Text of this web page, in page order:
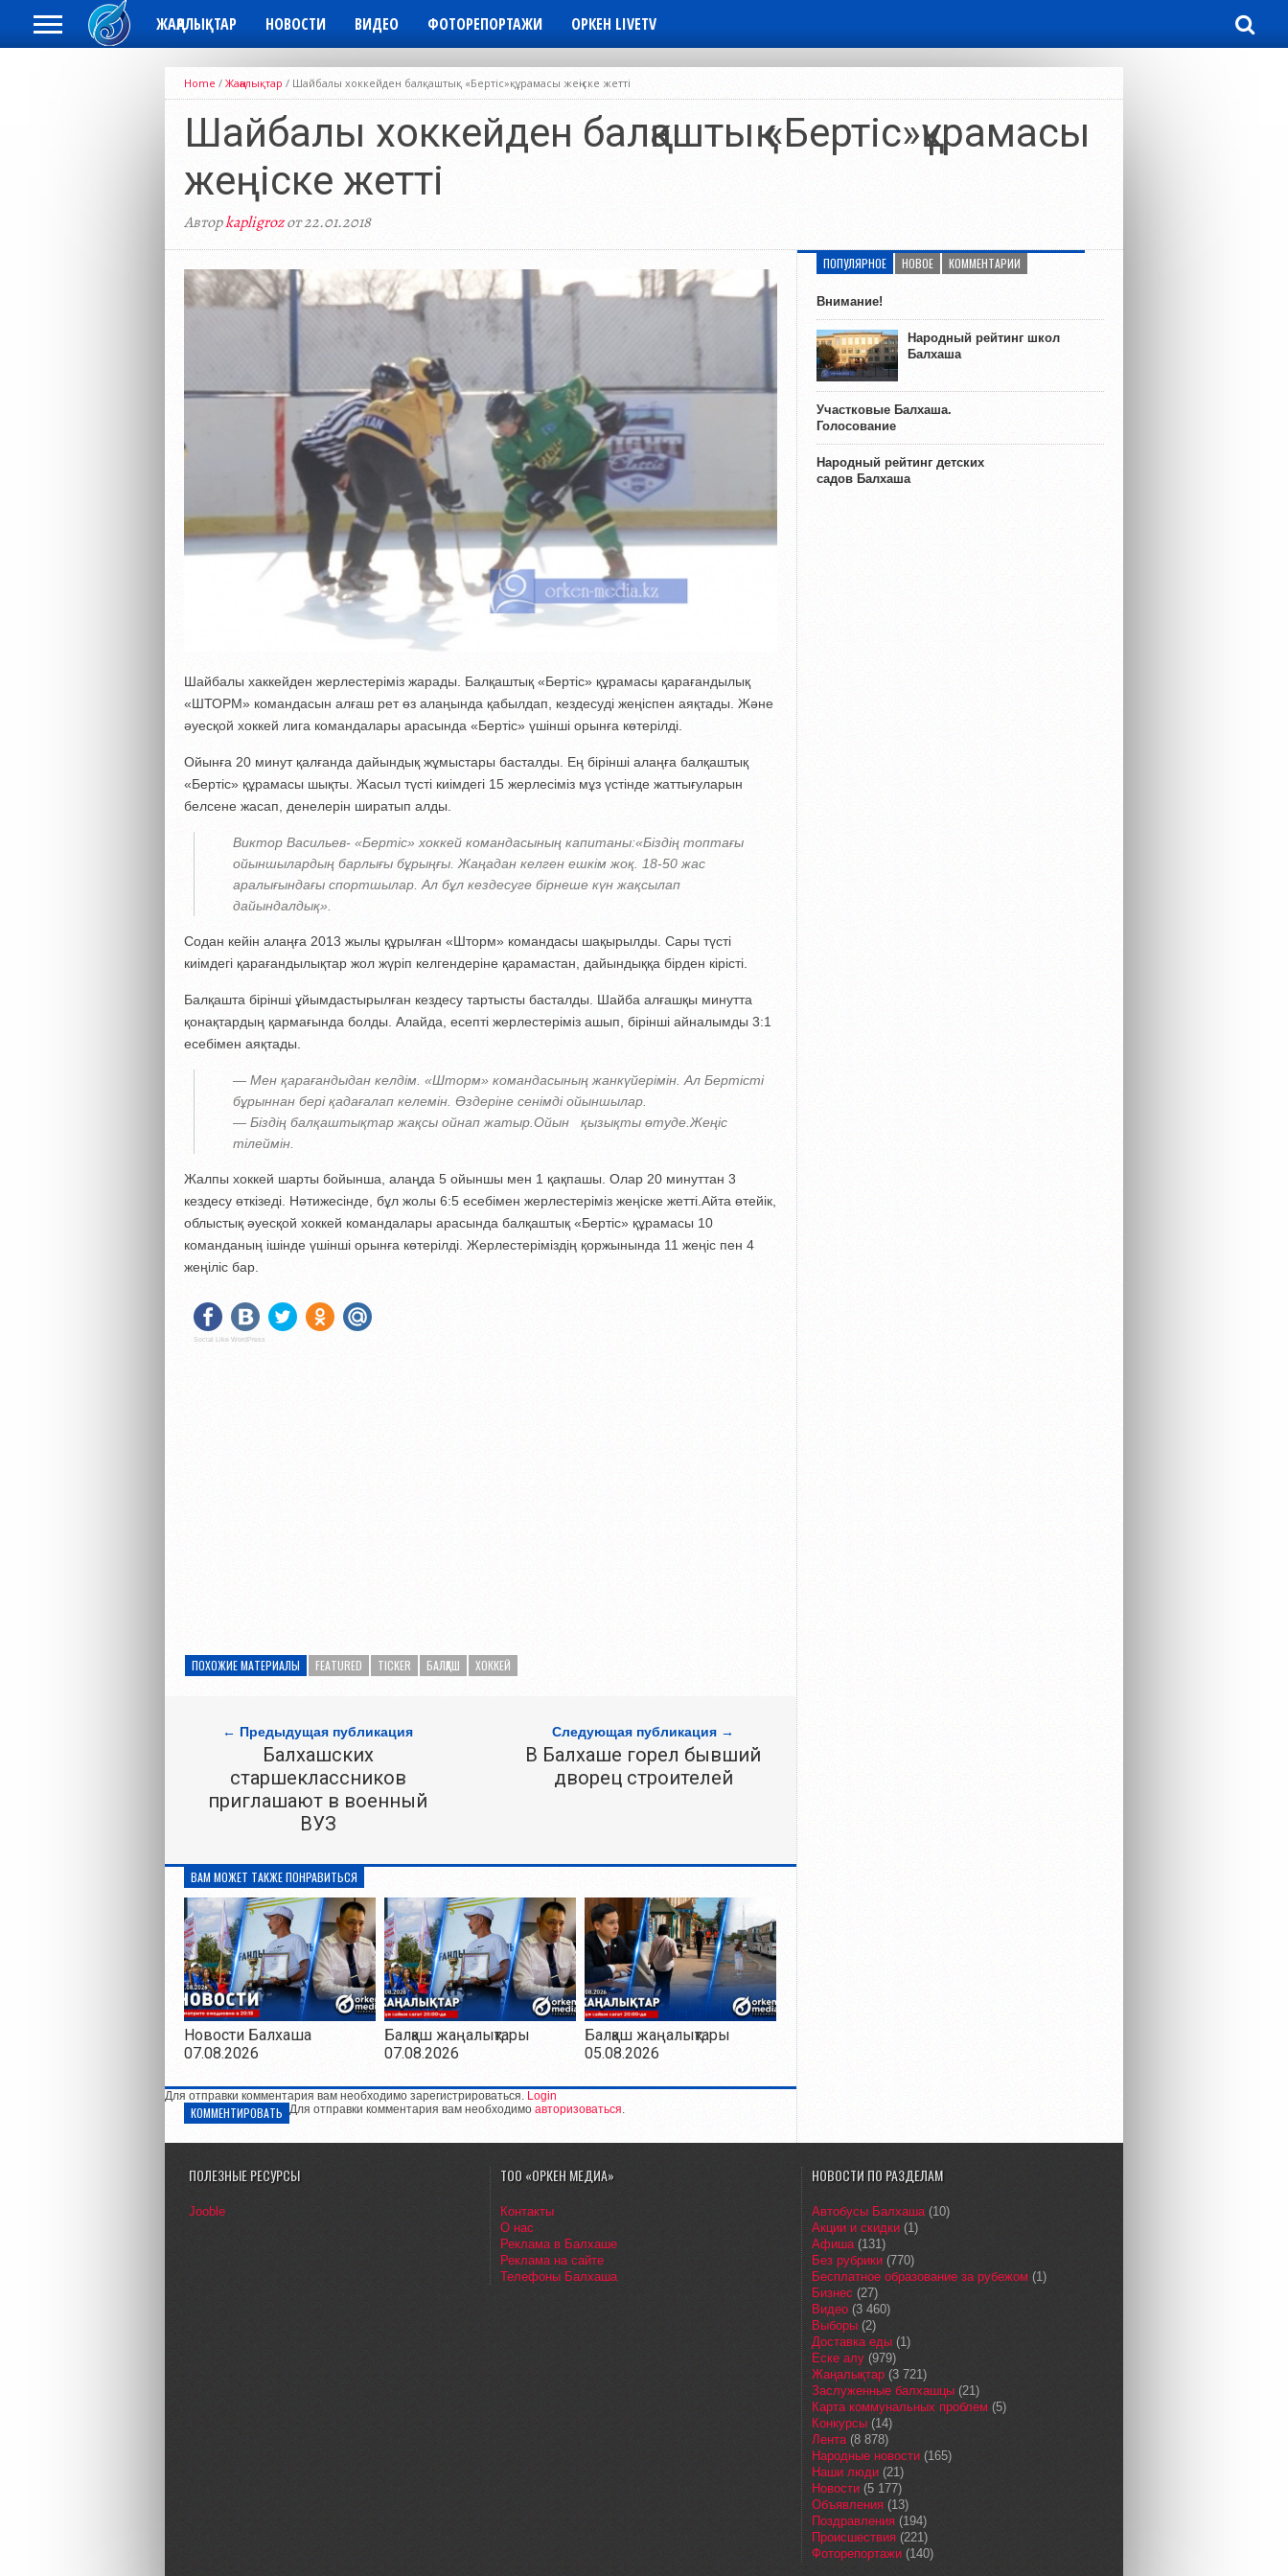
ЖАҢАЛЫҚТАР НОВОСТИ ВИДЕО ФОТОРЕПОРТАЖИ ОРКЕН LIVETV
Home / Жаңалықтар / Шайбалы хоккейден балқаштық «Бертіс»құрамасы жеңіске жетті
Шайбалы хоккейден балқаштық «Бертіс»құрамасы
жеңіске жетті
Авторkapligrozот 22.01.2018
Шайбалы хаккейден жерлестеріміз жарады. Балқаштық «Бертіс» құрамасы қарағандылық
«ШТОРМ» командасын алғаш рет өз алаңында қабылдап, кездесуді жеңіспен аяқтады. Және
әуесқой хоккей лига командалары арасында «Бертіс» үшінші орынға көтерілді.
Ойынға 20 минут қалғанда дайындық жұмыстары басталды. Ең бірінші алаңға балқаштық
«Бертіс» құрамасы шықты. Жасыл түсті киімдегі 15 жерлесіміз мұз үстінде жаттығуларын
белсене жасап, денелерін ширатып алды.
Виктор Васильев- «Бертіс» хоккей командасының капитаны:«Біздің топтағы
ойыншылардың барлығы бұрыңғы. Жаңадан келген ешкім жоқ. 18-50 жас
аралығындағы спортшылар. Ал бұл кездесуге бірнеше күн жақсылап
дайындалдық».
Содан кейін алаңға 2013 жылы құрылған «Шторм» командасы шақырылды. Сары түсті
киімдегі қарағандылықтар жол жүріп келгендеріне қарамастан, дайындыққа бірден кірісті.
Балқашта бірінші ұйымдастырылған кездесу тартысты басталды. Шайба алғашқы минутта
қонақтардың қармағында болды. Алайда, есепті жерлестеріміз ашып, бірінші айналымды 3:1
есебімен аяқтады.
— Мен қарағандыдан келдім. «Шторм» командасының жанкүйерімін. Ал Бертісті
бұрыннан бері қадағалап келемін. Өздеріне сенімді ойыншылар.
— Біздің балқаштықтар жақсы ойнап жатыр.Ойын қызықты өтуде.Жеңіс
тілеймін.
Жалпы хоккей шарты бойынша, алаңда 5 ойыншы мен 1 қақпашы. Олар 20 минуттан 3
кездесу өткізеді. Нәтижесінде, бұл жолы 6:5 есебімен жерлестеріміз жеңіске жетті.Айта өтейік,
облыстық әуесқой хоккей командалары арасында балқаштық «Бертіс» құрамасы 10
команданың ішінде үшінші орынға көтерілді. Жерлестеріміздің қоржынында 11 жеңіс пен 4
жеңіліс бар.
Social Like WordPress
ПОХОЖИЕ МАТЕРИАЛЫ FEATURED TICKER БАЛҚАШ ХОККЕЙ
← Предыдущая публикация
Балхашских
старшеклассников
приглашают в военный
ВУЗ
Следующая публикация →
В Балхаше горел бывший
дворец строителей
ВАМ МОЖЕТ ТАКЖЕ ПОНРАВИТЬСЯ
Новости Балхаша
07.08.2026
Балқаш жаңалықтары
07.08.2026
Балқаш жаңалықтары
05.08.2026
Для отправки комментария вам необходимо зарегистрироваться. Login
КОММЕНТИРОВАТЬ Для отправки комментария вам необходимо авторизоваться.
ПОПУЛЯРНОЕ НОВОЕ КОММЕНТАРИИ
Внимание!
Народный рейтинг школ
Балхаша
Участковые Балхаша.
Голосование
Народный рейтинг детских
садов Балхаша
ПОЛЕЗНЫЕ РЕСУРСЫ
Jooble
ТОО «ОРКЕН МЕДИА»
Контакты
О нас
Реклама в Балхаше
Реклама на сайте
Телефоны Балхаша
НОВОСТИ ПО РАЗДЕЛАМ
Автобусы Балхаша(10)
Акции и скидки (1)
Афиша(131)
Без рубрики (770)
Бесплатное образование за рубежом (1)
Бизнес (27)
Видео (3 460)
Выборы (2)
Доставка еды (1)
Еске алу (979)
Жаңалықтар (3 721)
Заслуженные балхашцы (21)
Карта коммунальных проблем (5)
Конкурсы (14)
Лента(8 878)
Народные новости (165)
Наши люди (21)
Новости (5 177)
Объявления (13)
Поздравления (194)
Происшествия (221)
Фоторепортажи (140)